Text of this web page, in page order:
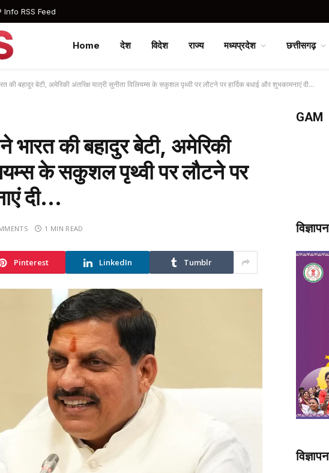
Info RSS Feed
Home देश विदेश राज्य मध्यप्रदेश छत्तीसगढ़
की बहादुर बेटी, अमेरिकी अंतरिक्ष यात्री सुनीता विलियम्स के सकुशल पृथ्वी पर लौटने पर हार्दिक बधाई और शुभकामनाएं दी…
भारत की बहादुर बेटी, अमेरिकी
के सकुशल पृथ्वी पर लौटने पर
दी…
1 MIN READ
Pinterest LinkedIn Tumblr
GAM
विज्ञापन
विज्ञापन